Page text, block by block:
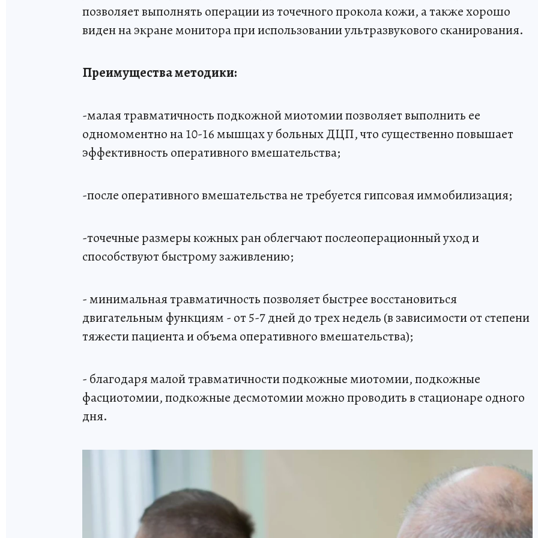
позволяет выполнять операции из точечного прокола кожи, а также хорошо
виден на экране монитора при использовании ультразвукового сканирования.
Преимущества методики:
-малая травматичность подкожной миотомии позволяет выполнить ее
одномоментно на 10-16 мышцах у больных ДЦП, что существенно повышает
эффективность оперативного вмешательства;
-после оперативного вмешательства не требуется гипсовая иммобилизация;
-точечные размеры кожных ран облегчают послеоперационный уход и
способствуют быстрому заживлению;
- минимальная травматичность позволяет быстрее восстановиться
двигательным функциям - от 5-7 дней до трех недель (в зависимости от степени
тяжести пациента и объема оперативного вмешательства);
- благодаря малой травматичности подкожные миотомии, подкожные
фасциотомии, подкожные десмотомии можно проводить в стационаре одного
дня.